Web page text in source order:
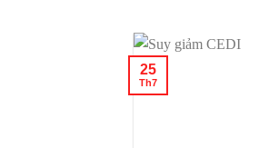
25
Th7